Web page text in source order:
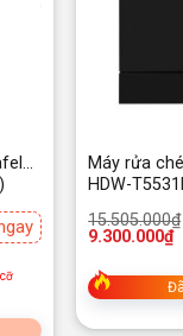
Máy rửa
HDW-
15.505.000₫
Giá
gốc
15.505.000₫.
9.300.000₫
Giá
hiện
là:
9.300.000₫.